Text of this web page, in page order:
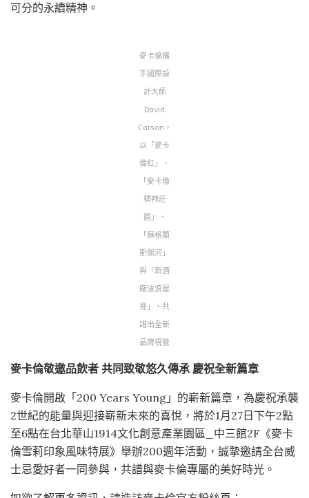
可分的永續精神。
麥卡倫攜
手國際設
計大師
David
Carson，
以「麥卡
倫紅」、
「麥卡倫
精神莊
園」、
「蘇格蘭
斯佩河」
與「新酒
廠波浪屋
脊」，共
譜出全新
品牌視覺
麥卡倫敬邀品飲者 共同致敬悠久傳承 慶祝全新篇章
麥卡倫開啟「200 Years Young」的嶄新篇章，為慶祝承襲
2世紀的能量與迎接嶄新未來的喜悅，將於1月27日下午2點
至6點在台北華山1914文化創意產業園區_中三館2F《麥卡
倫雪莉印象風味特展》舉辦200週年活動，誠摯邀請全台威
士忌愛好者一同參與，共譜與麥卡倫專屬的美好時光。